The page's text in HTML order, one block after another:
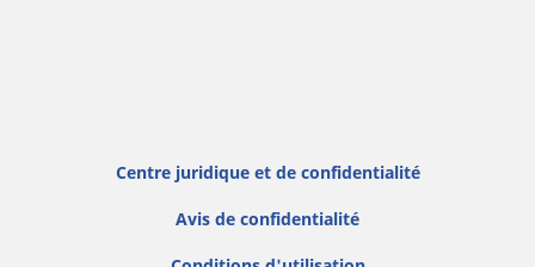
Centre juridique et de confidentialité
Avis de confidentialité